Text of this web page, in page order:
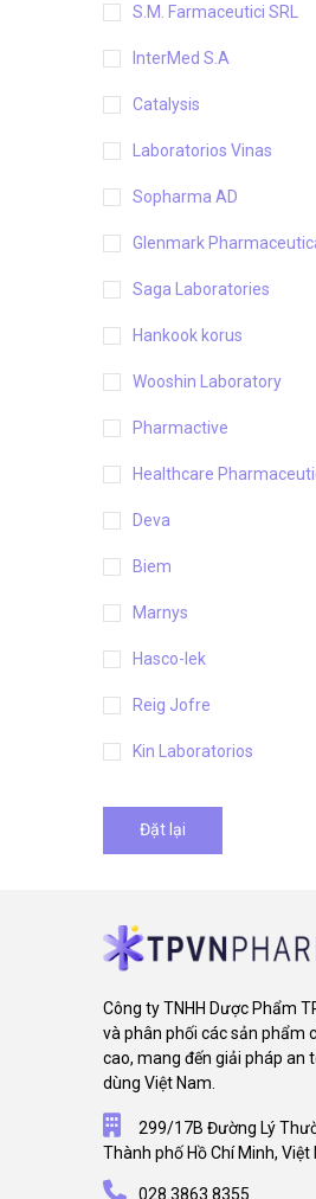
S.M. Farmaceutici SRL
InterMed S.A
Catalysis
Laboratorios Vinas
Sopharma AD
Glenmark
Saga Laboratories
Hankook korus
Wooshin Laboratory
Pharmactive
Healthcare
Deva
Biem
Marnys
Hasco-lek
Reig Jofre
Kin Laboratorios
Đặt lại
Công ty TNHH Dược Phẩm
và phân phối các sản phẩm
cao, mang đến giải pháp an
dùng Việt Nam.
299/17B Đường Lý
Thành phố Hồ Chí Minh, Việt
028.3863.8355